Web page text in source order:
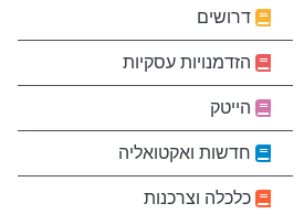
דרושים
הזדמנויות עסקיות
הייטק
חדשות ואקטואליה
כלכלה וצרכנות